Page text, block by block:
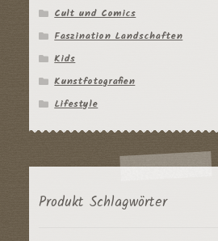
Cult und Comics
Faszination Landschaften
Kids
Kunstfotografien
Lifestyle
Produkt Schlagwörter